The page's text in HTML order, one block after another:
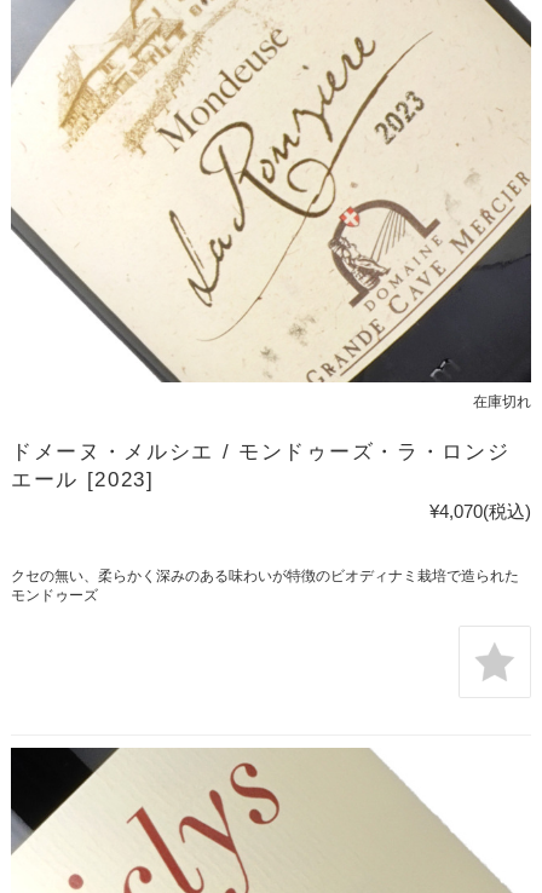
在庫切れ
ドメーヌ・メルシエ / モンドゥーズ・ラ・ロンジ
エール [2023]
¥4,070(税込)
クセの無い、柔らかく深みのある味わいが特徴のビオディナミ栽培で造られた
モンドゥーズ